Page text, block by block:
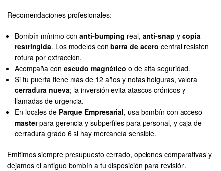
Recomendaciones profesionales:
Bombín mínimo conanti-bumping real,anti-snap ycopia
restringida. Los modelos conbarra de acero central resisten
rotura por extracción.
Acompaña conescudo magnético o de alta seguridad.
Si tu puerta tiene más de 12 años y notas holguras, valora
cerradura nueva; la inversión evita atascos crónicos y
llamadas de urgencia.
En locales de Parque Empresarial, usa bombín con acceso
masterpara gerencia y subperfiles para personal, y caja de
cerradura grado 6 si hay mercancía sensible.
Emitimos siempre presupuesto cerrado, opciones comparativas y
dejamos el antiguo bombín a tu disposición para revisión.